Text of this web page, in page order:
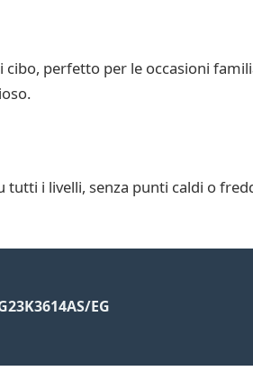
cibo, perfetto per le occasioni
tutti i livelli, senza punti caldi o
EG